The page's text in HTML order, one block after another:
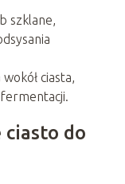
szklane,
ciasta,
ciasto do